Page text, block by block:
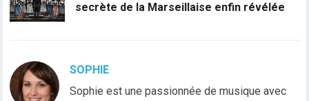
secrète de la Marseillaise enfin révélée
SOPHIE
Sophie est une passionnée de musique avec